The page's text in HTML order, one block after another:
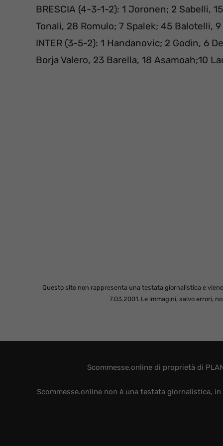
BRESCIA (4-3-1-2): 1 Joronen; 2 Sabelli,
Tonali, 28 Romulo; 7 Spalek; 45 Balotelli,
INTER (3-5-2): 1 Handanovic; 2 Godin, 6
Borja Valero, 23 Barella, 18 Asamoah;10
Questo sito non rappresenta una testata giornalistica e
7.03.2001. Le immagini, salvo errori,
Scommesse.online di proprietà di
Scommesse.online non è una testata giornalistica,